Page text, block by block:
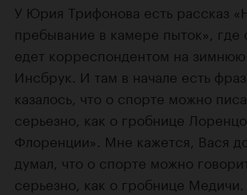
У Юрия Трифонова есть рассказ
пребывание в камере пыток», где
едет корреспондентом на
Инсбрук. И там в начале есть
казалось, что о спорте можно
серьезно, как о гробнице
Флоренции». Мне кажется, Вася
думал, что о спорте можно
серьезно, как о гробнице Медичи.